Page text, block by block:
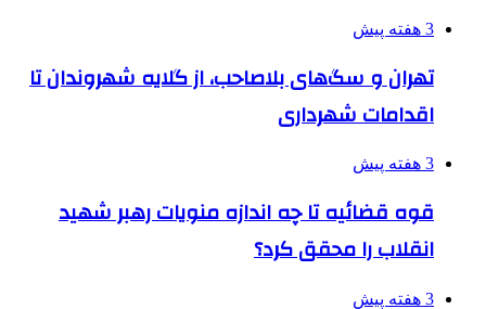
3 هفته پیش
تهران و سگ‌های بلاصاحب، از گلایه شهروندان تا
اقدامات شهرداری
3 هفته پیش
قوه قضائیه تا چه اندازه منویات رهبر شهید
انقلاب را محقق کرد؟
3 هفته پیش